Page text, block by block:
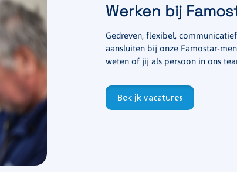
Werken bij
Gedreven, flexibel,
aansluiten bij onze Famostar-
weten of jij als persoon in ons
Bekijk vacatures